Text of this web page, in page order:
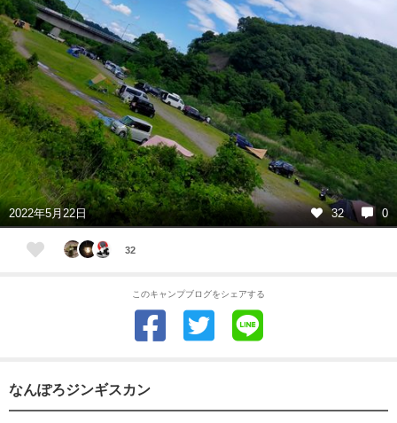
2022年5月22日 32 0
32
このキャンプブログをシェアする
なんぽろジンギスカン